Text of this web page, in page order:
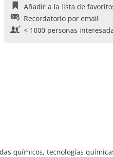
Añadir a la lista de
Recordatorio por email
< 1000 personas
químicos, tecnologías